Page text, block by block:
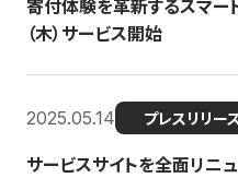
寄付体験を革新するスマー
（木）サービス開始
2025.05.14 プレスリリー
サービスサイトを全面リニ